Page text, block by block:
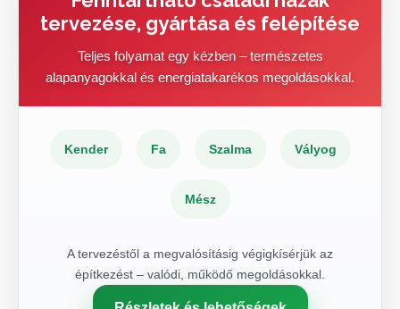
tervezése, gyártása és felépítése
Teljes folyamat egy kézben – természetes
alapanyagokkal és energiatakarékos megoldásokkal.
Kender Fa Szalma Vályog
Mész
A tervezéstől a megvalósításig végigkísérjük az
építkezést – valódi, működő megoldásokkal.